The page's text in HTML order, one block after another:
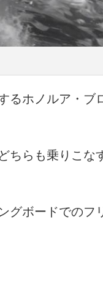
るホノルア・ブ
ちらも乗りこな
グボードでのフ